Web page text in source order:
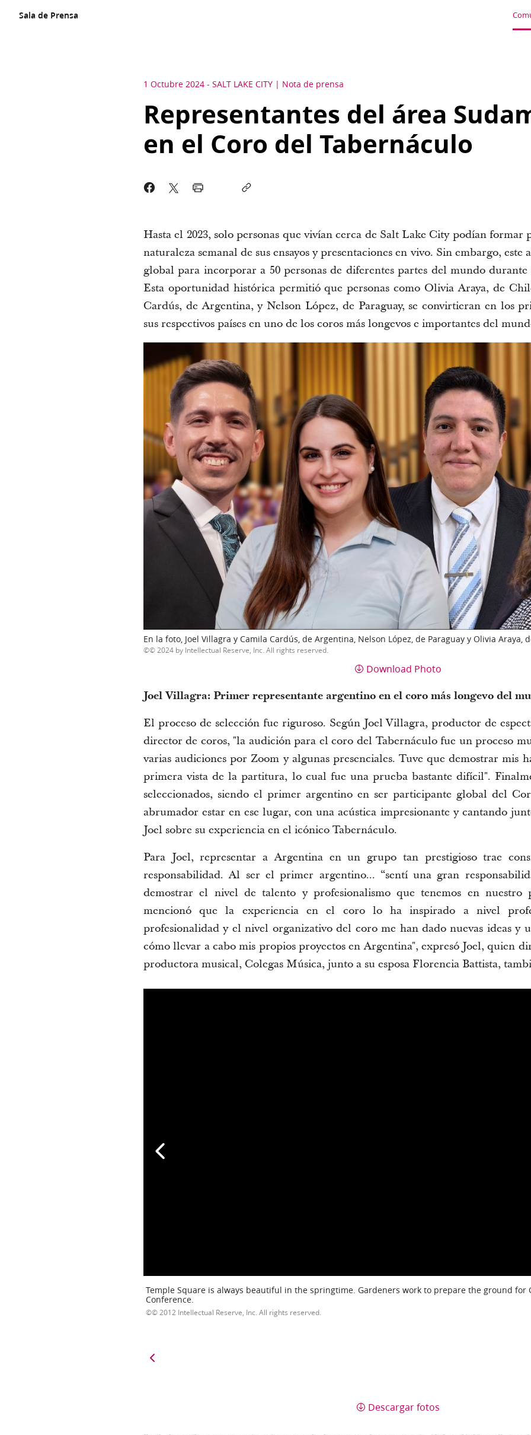
Sala de Prensa
1 Octubre 2024 - SALT LAKE CITY Nota de prensa
Representantes del área
en el Coro del Tabernáculo
Hasta el 2023, solo personas que vivían cerca de Salt Lake City podían
naturaleza semanal de sus ensayos y presentaciones en vivo. Sin embargo, este
global para incorporar a 50 personas de diferentes partes del mundo
Esta oportunidad histórica permitió que personas como Olivia Araya, de
Cardús, de Argentina, y Nelson López, de Paraguay, se convirtieran en los
sus respectivos países en uno de los coros más longevos e importantes del
En la foto, Joel Villagra y Camila Cardús, de Argentina, Nelson López, de Paraguay y Olivia Araya,
© 2024 by Intellectual Reserve, Inc. All rights reserved.
Download Photo
Joel Villagra: Primer representante argentino en el coro más longevo del
El proceso de selección fue riguroso. Según Joel Villagra, productor de
director de coros, "la audición para el coro del Tabernáculo fue un proceso
varias audiciones por Zoom y algunas presenciales. Tuve que demostrar mis
primera vista de la partitura, lo cual fue una prueba bastante difícil".
seleccionados, siendo el primer argentino en ser participante global del
abrumador estar en ese lugar, con una acústica impresionante y cantando
Joel sobre su experiencia en el icónico Tabernáculo.
Para Joel, representar a Argentina en un grupo tan prestigioso trae
responsabilidad. Al ser el primer argentino... “sentí una gran
demostrar el nivel de talento y profesionalismo que tenemos en nuestro
mencionó que la experiencia en el coro lo ha inspirado a nivel
profesionalidad y el nivel organizativo del coro me han dado nuevas ideas y
cómo llevar a cabo mis propios proyectos en Argentina", expresó Joel, quien
productora musical, Colegas Música, junto a su esposa Florencia Battista,
Temple Square is always beautiful in the springtime. Gardeners work to prepare the ground for
Conference.
© 2012 Intellectual Reserve, Inc. All rights reserved.
Descargar fotos